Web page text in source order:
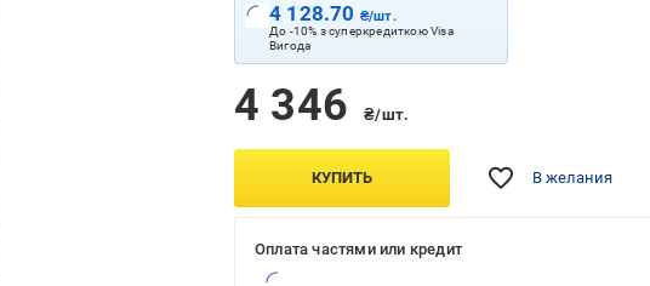
4 128.70 ₴/шт.
До -10% з суперкредиткою Visa
Вигода
4 346 ₴/шт.
КУПИТЬ В желания
Оплата частями или кредит